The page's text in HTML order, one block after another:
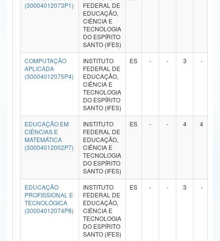
Ministério da Ciência, Tecnologia, Inovações e Comunicações
Ministério do Turismo
Ministério do Desenvolvimento Regional
Ministério da Mulher, da Família e dos Direitos Humanos
Secretaria-Geral
Secretaria de Governo
Gabinete de Segurança Institucional
Advocacia-Geral da União
Banco Central do Brasil
(30004012073P1)
FEDERAL DE
EDUCAÇÃO,
CIÊNCIA E
TECNOLOGIA
DO ESPÍRITO
SANTO (IFES)
COMPUTAÇÃO
APLICADA
(30004012075P4)
INSTITUTO
FEDERAL DE
EDUCAÇÃO,
CIÊNCIA E
TECNOLOGIA
DO ESPÍRITO
SANTO (IFES)
ES - - 3 -
EDUCAÇÃO EM
CIÊNCIAS E
MATEMÁTICA
(30004012002P7)
INSTITUTO
FEDERAL DE
EDUCAÇÃO,
CIÊNCIA E
TECNOLOGIA
DO ESPÍRITO
SANTO (IFES)
ES - - 4 4
EDUCAÇÃO
PROFISSIONAL E
TECNOLÓGICA
(30004012074P8)
INSTITUTO
FEDERAL DE
EDUCAÇÃO,
CIÊNCIA E
TECNOLOGIA
DO ESPÍRITO
SANTO (IFES)
ES - - 3 -